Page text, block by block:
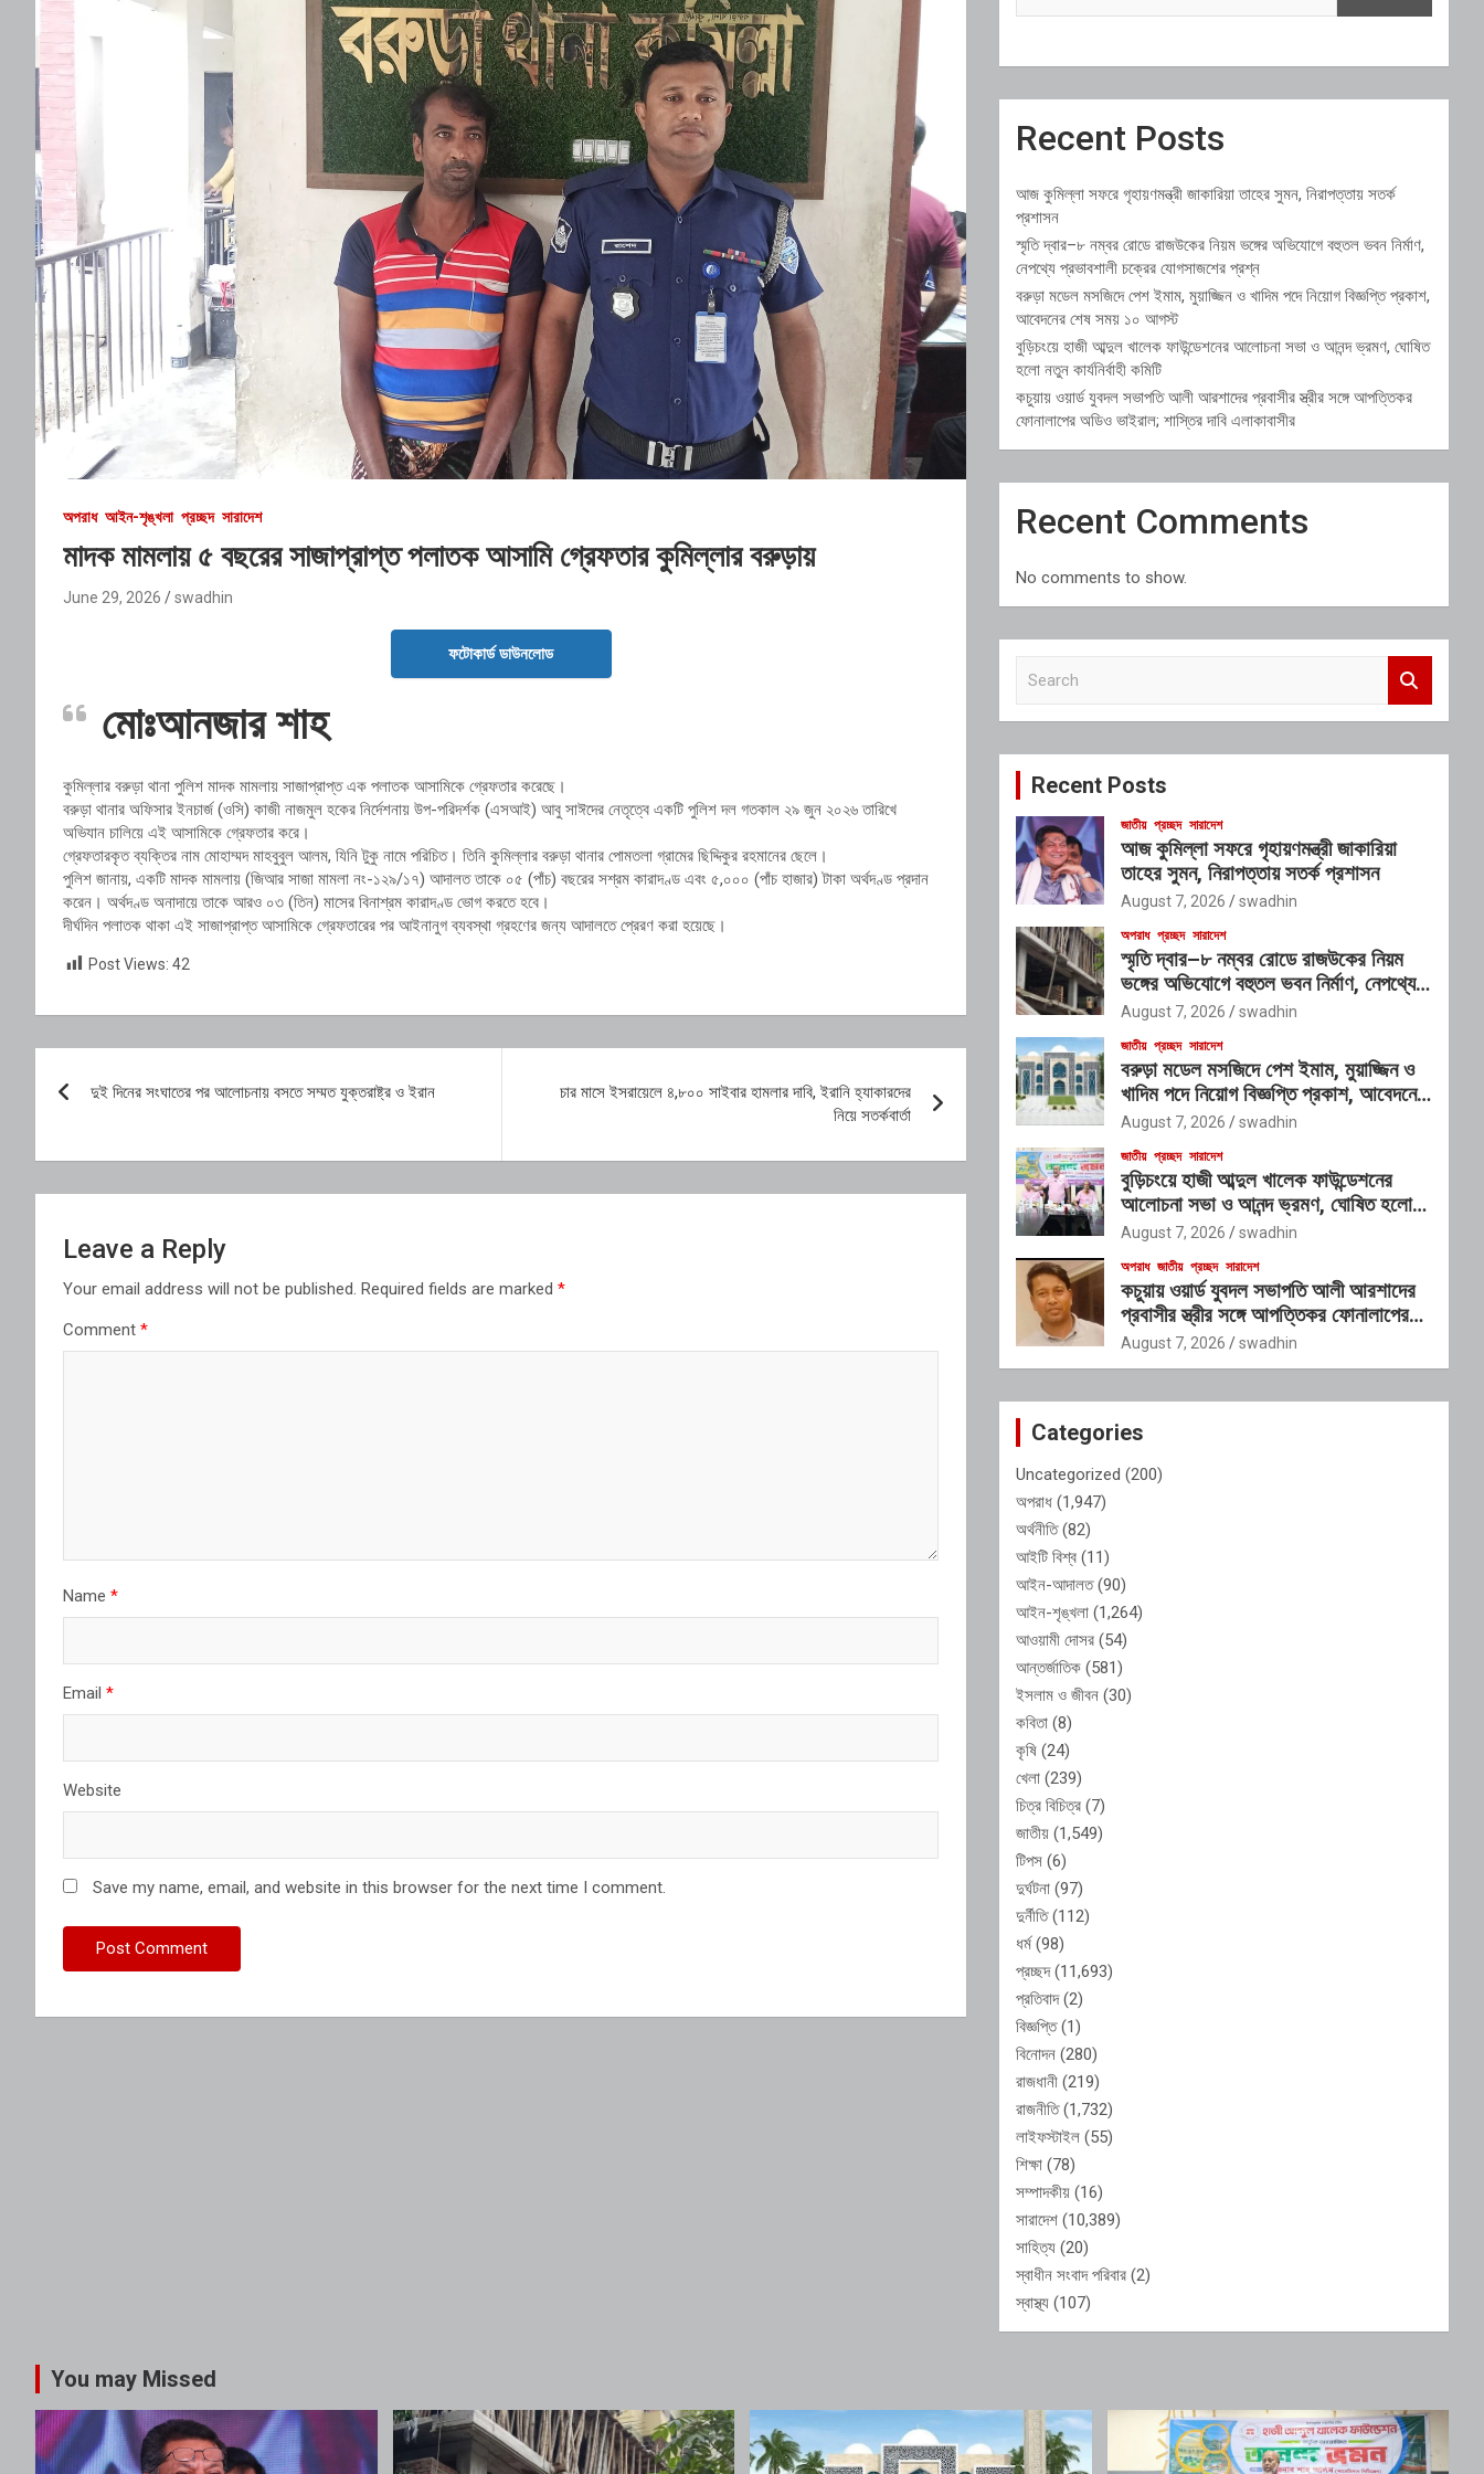
অপরাধ আইন-শৃঙ্খলা প্রচ্ছদ সারাদেশ
মাদক মামলায় ৫ বছরের সাজাপ্রাপ্ত পলাতক আসামি গ্রেফতার কুমিল্লার বরুড়ায়
June 29, 2026 swadhin
ফটোকার্ড ডাউনলোড
মোঃআনজার শাহ
কুমিল্লার বরুড়া থানা পুলিশ মাদক মামলায় সাজাপ্রাপ্ত এক পলাতক আসামিকে গ্রেফতার করেছে।
বরুড়া থানার অফিসার ইনচার্জ (ওসি) কাজী নাজমুল হকের নির্দেশনায় উপ-পরিদর্শক (এসআই) আবু সাঈদের নেতৃত্বে একটি পুলিশ দল গতকাল ২৯ জুন ২০২৬ তারিখে
অভিযান চালিয়ে এই আসামিকে গ্রেফতার করে।
গ্রেফতারকৃত ব্যক্তির নাম মোহাম্মদ মাহবুবুল আলম, যিনি টুকু নামে পরিচিত। তিনি কুমিল্লার বরুড়া থানার পোমতলা গ্রামের ছিদ্দিকুর রহমানের ছেলে।
পুলিশ জানায়, একটি মাদক মামলায় (জিআর সাজা মামলা নং-১২৯/১৭) আদালত তাকে ০৫ (পাঁচ) বছরের সশ্রম কারাদণ্ড এবং ৫,০০০ (পাঁচ হাজার) টাকা অর্থদণ্ড প্রদান
করেন। অর্থদণ্ড অনাদায়ে তাকে আরও ০৩ (তিন) মাসের বিনাশ্রম কারাদণ্ড ভোগ করতে হবে।
দীর্ঘদিন পলাতক থাকা এই সাজাপ্রাপ্ত আসামিকে গ্রেফতারের পর আইনানুগ ব্যবস্থা গ্রহণের জন্য আদালতে প্রেরণ করা হয়েছে।
Post Views: 42
navigation
দুই দিনের সংঘাতের পর আলোচনায় বসতে সম্মত যুক্তরাষ্ট্র ও ইরান
চার মাসে ইসরায়েলে ৪,৮০০ সাইবার হামলার দাবি, ইরানি হ্যাকারদের
নিয়ে সতর্কবার্তা
Leave a Reply
Your email address will not be published. Required fields are marked *
Comment *
Name *
Email *
Website
Save my name, email, and website in this browser for the next time I comment.
Recent Posts
আজ কুমিল্লা সফরে গৃহায়ণমন্ত্রী জাকারিয়া তাহের সুমন, নিরাপত্তায় সতর্ক
প্রশাসন
স্মৃতি দ্বার–৮ নম্বর রোডে রাজউকের নিয়ম ভঙ্গের অভিযোগে বহুতল ভবন নির্মাণ,
নেপথ্যে প্রভাবশালী চক্রের যোগসাজশের প্রশ্ন
বরুড়া মডেল মসজিদে পেশ ইমাম, মুয়াজ্জিন ও খাদিম পদে নিয়োগ বিজ্ঞপ্তি প্রকাশ,
আবেদনের শেষ সময় ১০ আগস্ট
বুড়িচংয়ে হাজী আব্দুল খালেক ফাউন্ডেশনের আলোচনা সভা ও আনন্দ ভ্রমণ, ঘোষিত
হলো নতুন কার্যনির্বাহী কমিটি
কচুয়ায় ওয়ার্ড যুবদল সভাপতি আলী আরশাদের প্রবাসীর স্ত্রীর সঙ্গে আপত্তিকর
ফোনালাপের অডিও ভাইরাল; শাস্তির দাবি এলাকাবাসীর
Recent Comments
No comments to show.
c
Recent Posts
জাতীয় প্রচ্ছদ সারাদেশ
আজ কুমিল্লা সফরে গৃহায়ণমন্ত্রী জাকারিয়া
তাহের সুমন, নিরাপত্তায় সতর্ক প্রশাসন
August 7, 2026 swadhin
অপরাধ প্রচ্ছদ সারাদেশ
স্মৃতি দ্বার–৮ নম্বর রোডে রাজউকের নিয়ম
ভঙ্গের অভিযোগে বহুতল ভবন নির্মাণ, নেপথ্যে
প্রভাবশালী চক্রের যোগসাজশের প্রশ্ন
August 7, 2026 swadhin
জাতীয় প্রচ্ছদ সারাদেশ
বরুড়া মডেল মসজিদে পেশ ইমাম, মুয়াজ্জিন ও
খাদিম পদে নিয়োগ বিজ্ঞপ্তি প্রকাশ, আবেদনের
শেষ সময় ১০ আগস্ট
August 7, 2026 swadhin
জাতীয় প্রচ্ছদ সারাদেশ
বুড়িচংয়ে হাজী আব্দুল খালেক ফাউন্ডেশনের
আলোচনা সভা ও আনন্দ ভ্রমণ, ঘোষিত হলো
নতুন কার্যনির্বাহী কমিটি
August 7, 2026 swadhin
অপরাধ জাতীয় প্রচ্ছদ সারাদেশ
কচুয়ায় ওয়ার্ড যুবদল সভাপতি আলী আরশাদের
প্রবাসীর স্ত্রীর সঙ্গে আপত্তিকর ফোনালাপের
অডিও ভাইরাল; শাস্তির দাবি এলাকাবাসীর
August 7, 2026 swadhin
Categories
Uncategorized (200)
অপরাধ (1,947)
অর্থনীতি(82)
আইটি বিশ্ব (11)
আইন-আদালত(90)
আইন-শৃঙ্খলা (1,264)
আওয়ামী দোসর (54)
আন্তর্জাতিক (581)
ইসলাম ও জীবন (30)
কবিতা (8)
কৃষি (24)
খেলা (239)
চিত্র বিচিত্র (7)
জাতীয় (1,549)
টিপস (6)
দুর্ঘটনা (97)
দুর্নীতি(112)
ধর্ম(98)
প্রচ্ছদ(11,693)
প্রতিবাদ(2)
বিজ্ঞপ্তি(1)
বিনোদন (280)
রাজধানী (219)
রাজনীতি(1,732)
লাইফস্টাইল (55)
শিক্ষা (78)
সম্পাদকীয় (16)
সারাদেশ (10,389)
সাহিত্য (20)
স্বাধীন সংবাদ পরিবার (2)
স্বাস্থ্য (107)
You may Missed